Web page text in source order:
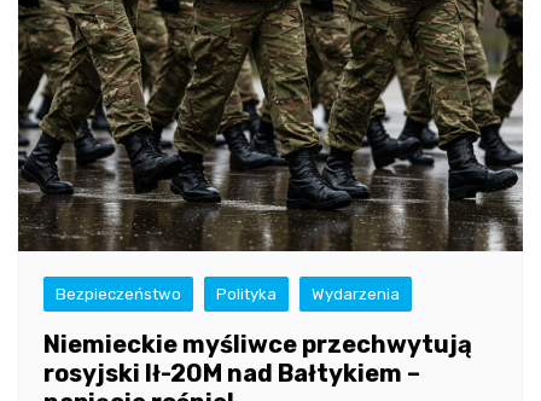
Bezpieczeństwo Polityka Wydarzenia
Niemieckie myśliwce przechwytują
rosyjski Ił-20M nad Bałtykiem –